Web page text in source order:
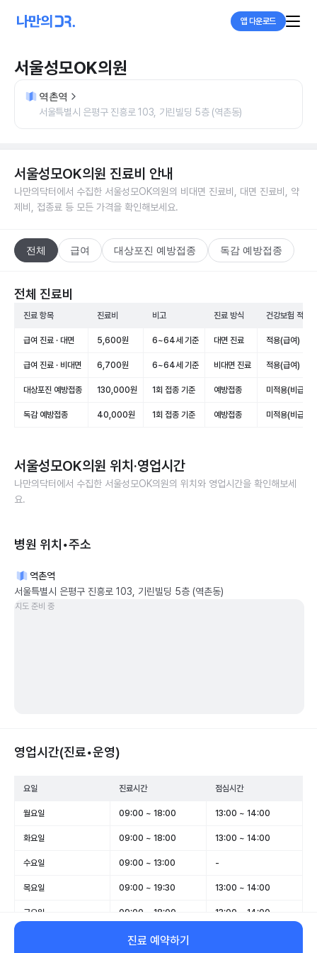
앱 다운로드
서울성모OK의원
역촌역
서울특별시 은평구 진흥로 103, 기린빌딩 5층 (역촌동)
서울성모OK의원 진료비 안내
나만의닥터에서 수집한 서울성모OK의원의 비대면 진료비, 대면 진료비, 약
제비, 접종료 등 모든 가격을 확인해보세요.
전체 급여 대상포진 예방접종 독감 예방접종
전체 진료비
진료 항목 진료비 비고 진료 방식 건강보험 적용
급여 진료 · 대면 5,600원 6~64세 기준 대면 진료 적용(급여)
급여 진료 · 비대면 6,700원 6~64세 기준 비대면 진료 적용(급여)
대상포진 예방접종 130,000원 1회 접종 기준 예방접종 미적용(비급여)
독감 예방접종 40,000원 1회 접종 기준 예방접종 미적용(비급여)
서울성모OK의원 위치·영업시간
나만의닥터에서 수집한 서울성모OK의원의 위치와 영업시간을 확인해보세
요.
병원 위치•주소
역촌역
서울특별시 은평구 진흥로 103, 기린빌딩 5층 (역촌동)
지도 준비 중
영업시간(진료•운영)
요일 진료시간 점심시간
월요일 09:00 ~ 18:00 13:00 ~ 14:00
화요일 09:00 ~ 18:00 13:00 ~ 14:00
수요일 09:00 ~ 13:00 -
목요일 09:00 ~ 19:30 13:00 ~ 14:00
금요일 09:00 ~ 18:00 13:00 ~ 14:00
09:00 ~ 13:00
진료 예약하기